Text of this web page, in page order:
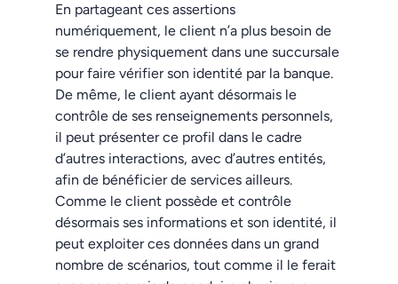
En partageant ces assertions
numériquement, le client n’a plus besoin de
se rendre physiquement dans une succursale
pour faire vérifier son identité par la banque.
De même, le client ayant désormais le
contrôle de ses renseignements personnels,
il peut présenter ce profil dans le cadre
d’autres interactions, avec d’autres entités,
afin de bénéficier de services ailleurs.
Comme le client possède et contrôle
désormais ses informations et son identité, il
peut exploiter ces données dans un grand
nombre de scénarios, tout comme il le ferait